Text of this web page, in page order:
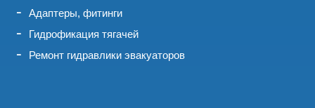
Адаптеры, фитинги
Гидрофикация тягачей
Ремонт гидравлики эвакуаторов